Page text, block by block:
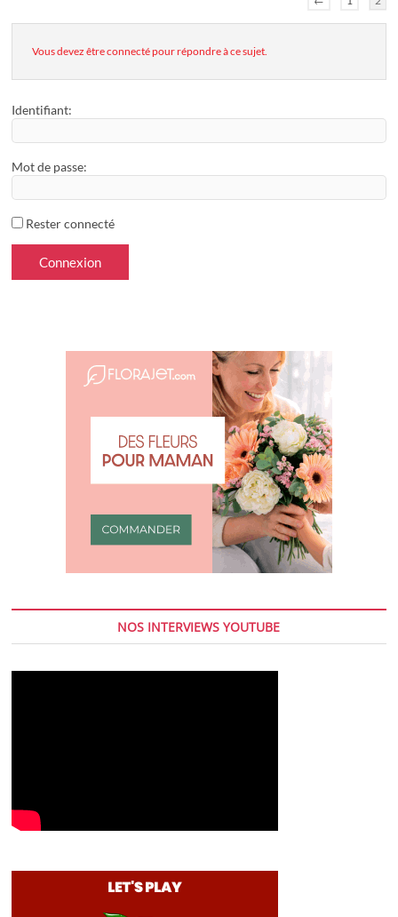
Vous devez être connecté pour répondre à ce sujet.
Identifiant:
Mot de passe:
Rester connecté
Connexion
NOS INTERVIEWS YOUTUBE